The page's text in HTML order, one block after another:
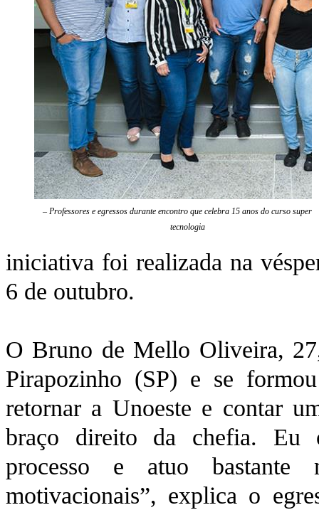
– Professores e egressos durante encontro que celebra 15 anos do curso
tecnologia
iniciativa foi realizada na
6 de outubro.
O Bruno de Mello Oliveira,
Pirapozinho (SP) e se
retornar a Unoeste e contar
braço direito da chefia. Eu
processo e atuo bastante
motivacionais”, explica o